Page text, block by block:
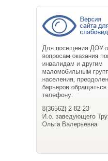
Для посещения ДОУ
вопросам оказания
инвалидам и другим
маломобильным
населения,
барьеров обращаться
телефону:
8(36562) 2-82-23
И.о. заведующего
Ольга Валерьевна